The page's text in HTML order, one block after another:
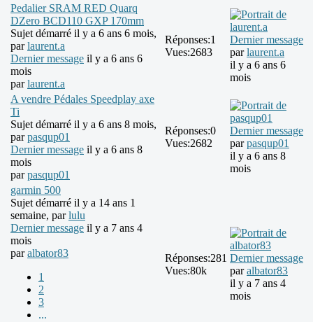
Pedalier SRAM RED Quarq
DZero BCD110 GXP 170mm
Sujet démarré il y a 6 ans 6 mois,
parlaurent.a
Dernier message il y a 6 ans 6
mois
parlaurent.a
Réponses:1
Vues:2683
Dernier message
parlaurent.a
il y a 6 ans 6
mois
A vendre Pédales Speedplay axe
Ti
Sujet démarré il y a 6 ans 8 mois,
parpasqup01
Dernier message il y a 6 ans 8
mois
parpasqup01
Réponses:0
Vues:2682
Dernier message
parpasqup01
il y a 6 ans 8
mois
garmin 500
Sujet démarré il y a 14 ans 1
semaine, parlulu
Dernier message il y a 7 ans 4
mois
paralbator83
1
2
3
...
Réponses:281
Vues:80k
Dernier message
paralbator83
il y a 7 ans 4
mois